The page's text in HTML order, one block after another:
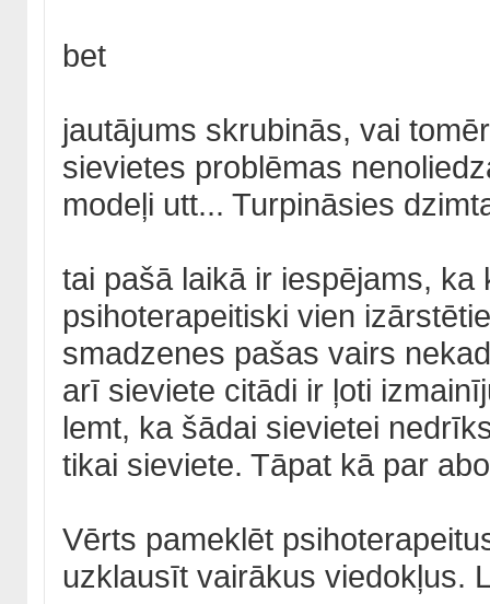
bet
jautājums skrubinās, vai
sievietes problēmas
modeļi utt... Turpināsies
tai pašā laikā ir iespējams, ka
psihoterapeitiski vien
smadzenes pašas vairs
arī sieviete citādi ir ļoti
lemt, ka šādai sievietei
tikai sieviete. Tāpat kā par
Vērts pameklēt
uzklausīt vairākus viedokļus.